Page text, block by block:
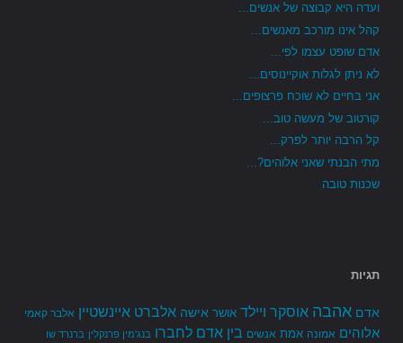
ועדה היא קבוצה של אנשים...
קהל אינו מורכב מאנשים...
אדם שופט עצמו לפי...
לא ניתן לגלות אוקיינוסים...
אני בחיים לא שוכח פרצופים...
קורטוב של מעשה טוב...
קל הרבה יותר לפרק...
מתי הבנתי שאני אלוהים?...
שכנות טובה
תגיות
אדם אהבה אוסקר ויילד אושר אישה אלברט איינשטיין אלבר קאמי
אלוהים אמונה אמת אנשים בין אדם לחברו בנג'מין פרנקלין ברנרד שו